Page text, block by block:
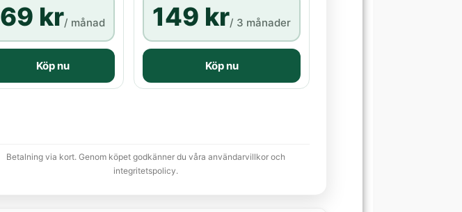
69 kr/ månad
Köp nu
149 kr/ 3 månader
Köp nu
Betalning via kort. Genom köpet godkänner du våra användarvillkor och
integritetspolicy.